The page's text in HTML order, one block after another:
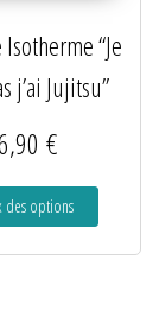
“Je
j’ai Jujitsu”
€
des options